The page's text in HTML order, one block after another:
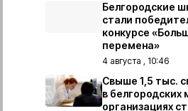
Белгородские
стали
конкурсе
перемена»
4 августа , 10:46
Свыше 1,5 тыс.
в белгородских
организациях